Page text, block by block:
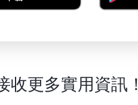
收更多實用資訊！